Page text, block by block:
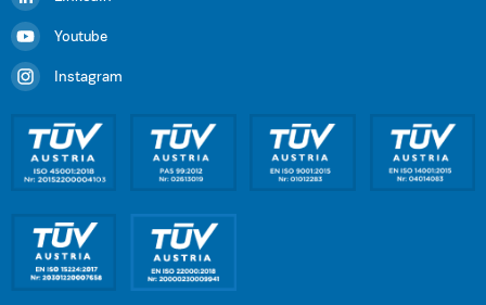
Youtube
Instagram